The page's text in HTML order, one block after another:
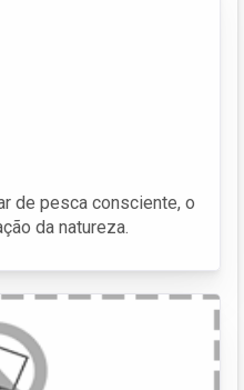
de pesca consciente, o
da natureza.